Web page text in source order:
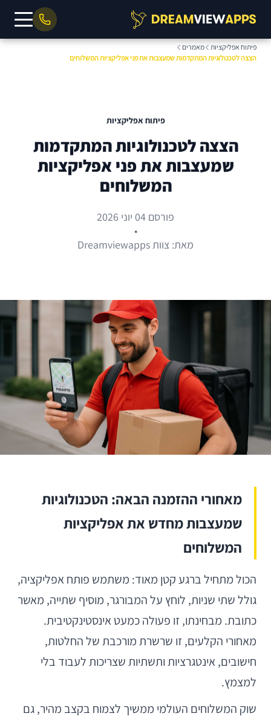
פיתוח אפליקציות
מאמרים
הצצה לטכנולוגיות המתקדמות שמעצבות את פני אפליקציות המשלוחים
פיתוח אפליקציות
הצצה לטכנולוגיות המתקדמות
שמעצבות את פני אפליקציות
המשלוחים
פורסם 04 יוני 2026
•
מאת: צוות Dreamviewapps
מאחורי ההזמנה הבאה: הטכנולוגיות
שמעצבות מחדש את אפליקציות
המשלוחים
הכול מתחיל ברגע קטן מאוד: משתמש פותח אפליקציה,
גולל שתי שניות, לוחץ על המבורגר, מוסיף שתייה, מאשר
כתובת. מבחינתו, זו פעולה כמעט אינסטינקטיבית.
מאחורי הקלעים, זו שרשרת מורכבת של החלטות,
חישובים, אינטגרציות ותשתיות שצריכות לעבוד בלי
למצמץ.
שוק המשלוחים העולמי ממשיך לצמוח בקצב מהיר, גם